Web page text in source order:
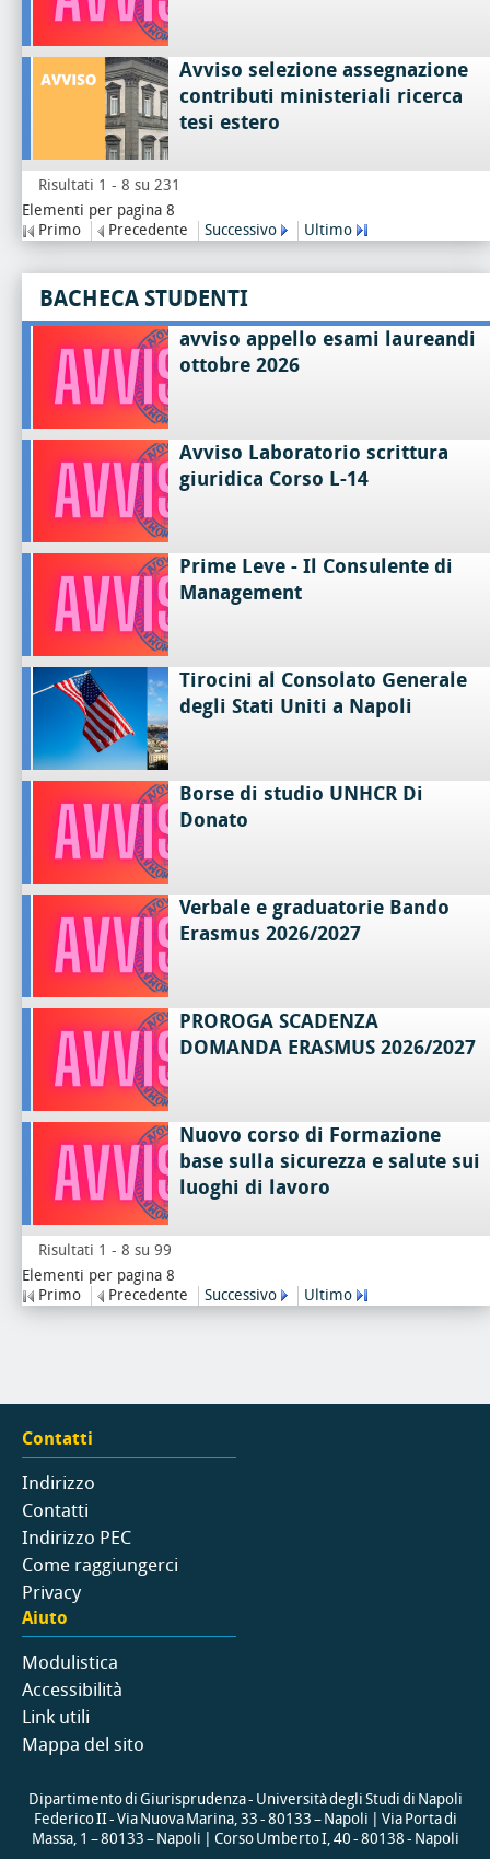
Avviso selezione assegnazione
contributi ministeriali ricerca
tesi estero
Risultati 1 - 8 su 231
Elementi per pagina 8
Primo
Precedente Successivo Ultimo
BACHECA STUDENTI
avviso appello esami laureandi
ottobre 2026
Avviso Laboratorio scrittura
giuridica Corso L-14
Prime Leve - Il Consulente di
Management
Tirocini al Consolato Generale
degli Stati Uniti a Napoli
Borse di studio UNHCR Di
Donato
Verbale e graduatorie Bando
Erasmus 2026/2027
PROROGA SCADENZA
DOMANDA ERASMUS 2026/2027
Nuovo corso di Formazione
base sulla sicurezza e salute sui
luoghi di lavoro
Risultati 1 - 8 su 99
Elementi per pagina 8
Primo
Precedente Successivo Ultimo
Contatti
Indirizzo
Contatti
Indirizzo PEC
Come raggiungerci
Privacy
Aiuto
Modulistica
Accessibilità
Link utili
Mappa del sito
Dipartimento di Giurisprudenza - Università degli Studi di Napoli
Federico II - Via Nuova Marina, 33 - 80133 – Napoli | Via Porta di
Massa, 1 – 80133 – Napoli | Corso Umberto I, 40 - 80138 - Napoli